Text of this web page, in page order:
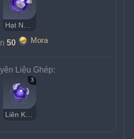
50 Mora
Liệu Ghép:
3
Liên Kết Dị Giới